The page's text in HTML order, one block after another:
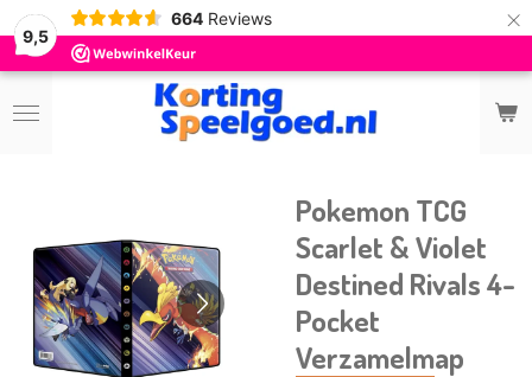
9,5
664 Reviews ×
Pokemon TCG
Scarlet & Violet
Destined Rivals 4-
Pocket
Verzamelmap